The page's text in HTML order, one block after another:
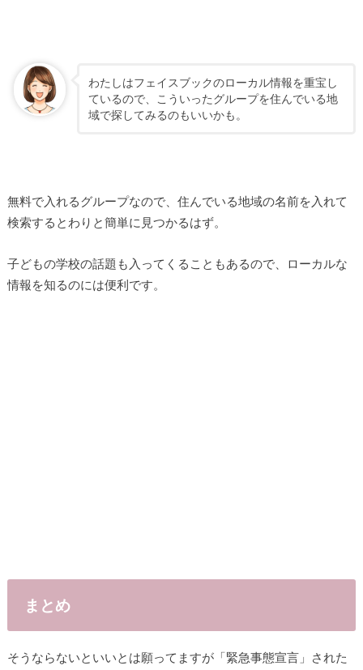
わたしはフェイスブックのローカル情報を重宝し
ているので、こういったグループを住んでいる地
域で探してみるのもいいかも。
無料で入れるグループなので、住んでいる地域の名前を入れて
検索するとわりと簡単に見つかるはず。
子どもの学校の話題も入ってくることもあるので、ローカルな
情報を知るのには便利です。
まとめ
そうならないといいとは願ってますが「緊急事態宣言」された